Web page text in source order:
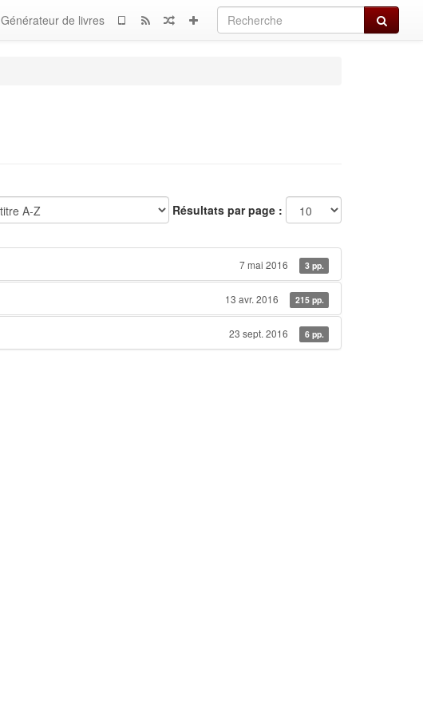
Générateur de livres
Résultats par page :
7 mai 2016 3 pp.
13 avr. 2016 215 pp.
23 sept. 2016 6 pp.